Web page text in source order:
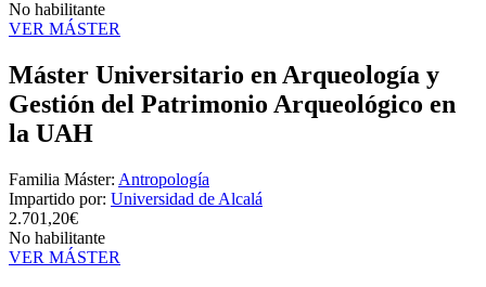
No habilitante
VER MÁSTER
Máster Universitario en Arqueología y
Gestión del Patrimonio Arqueológico en
la UAH
Familia Máster: Antropología
Impartido por: Universidad de Alcalá
2.701,20€
No habilitante
VER MÁSTER